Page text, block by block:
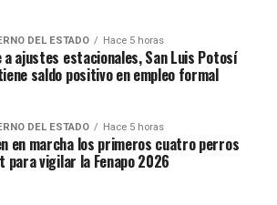
DEL ESTADO Hace 5 horas
a ajustes estacionales, San Luis Potosí
saldo positivo en empleo formal
DEL ESTADO Hace 5 horas
en marcha los primeros cuatro perros
para vigilar la Fenapo 2026